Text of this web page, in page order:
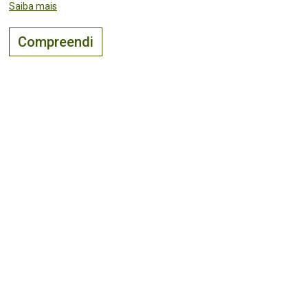
Saiba mais
Compreendi